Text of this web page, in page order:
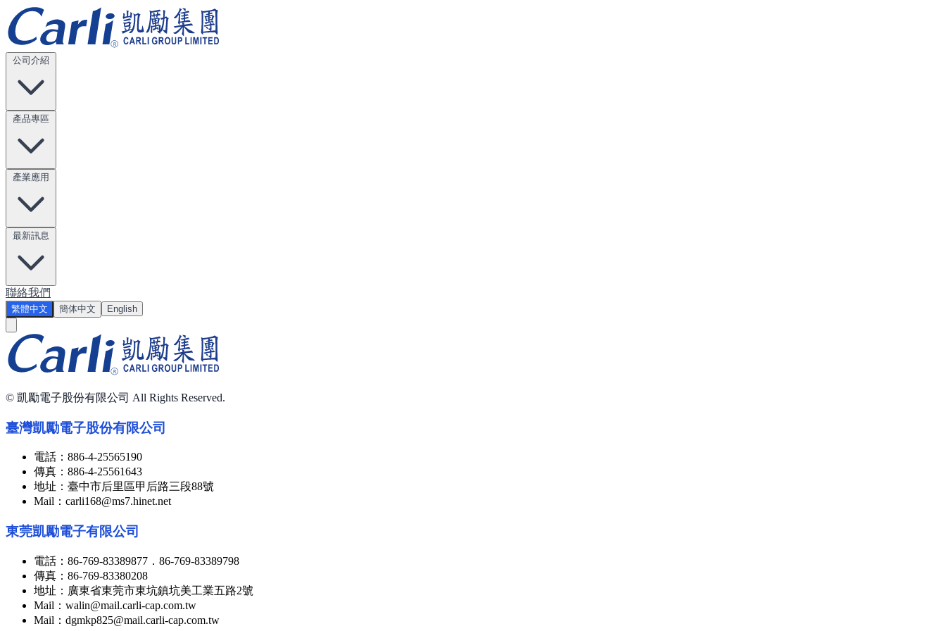
聯絡我們
繁體中文 簡体中文 English
© 凱勵電子股份有限公司 All Rights Reserved.
臺灣凱勵電子股份有限公司
電話： 886-4-25565190
傳真： 886-4-25561643
地址： 臺中市后里區甲后路三段88號
Mail： carli168@ms7.hinet.net
東莞凱勵電子有限公司
電話： 86-769-83389877．86-769-83389798
傳真： 86-769-83380208
地址： 廣東省東莞市東坑鎮坑美工業五路2號
Mail： walin@mail.carli-cap.com.tw
Mail： dgmkp825@mail.carli-cap.com.tw